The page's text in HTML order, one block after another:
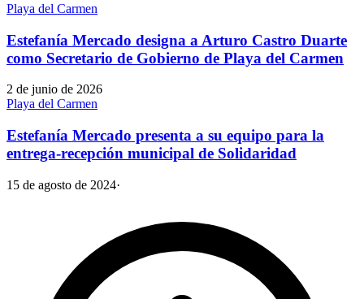
Playa del Carmen
Estefanía Mercado designa a Arturo Castro Duarte
como Secretario de Gobierno de Playa del Carmen
2 de junio de 2026
Playa del Carmen
Estefanía Mercado presenta a su equipo para la
entrega-recepción municipal de Solidaridad
15 de agosto de 2024·